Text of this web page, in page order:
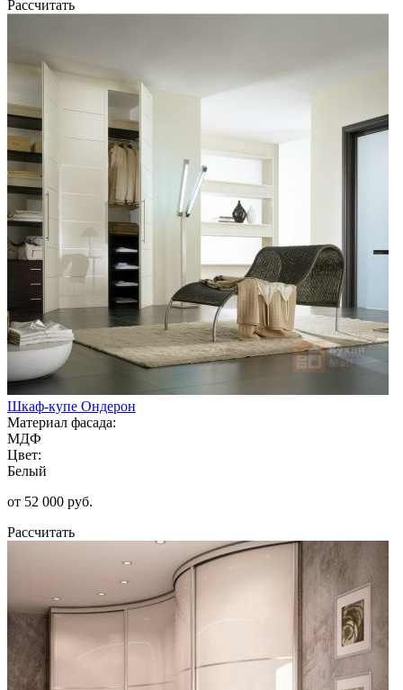
Рассчитать
Шкаф-купе Ондерон
Материал фасада:
МДФ
Цвет:
Белый
от 52 000 руб.
Рассчитать